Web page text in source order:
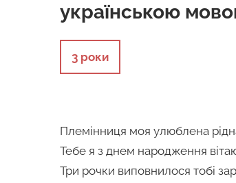
українською
3 роки
Племінниця моя улюблена
Тебе я з днем народження
Три рочки виповнилося тобі